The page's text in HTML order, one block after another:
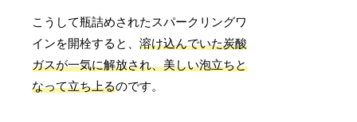
こうして瓶詰めされたスパークリングワ
インを開栓すると、溶け込んでいた炭酸
ガスが一気に解放され、美しい泡立ちと
なって立ち上るのです。